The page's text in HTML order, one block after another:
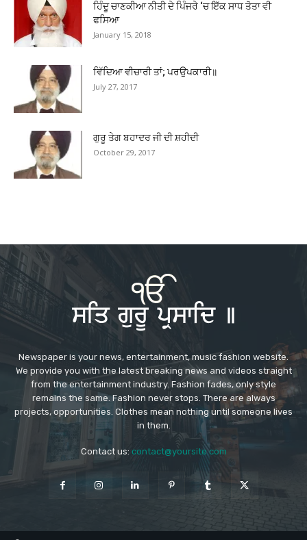
ਹਿੰਦੂ ਚਾਣਕੀਆ ਨੀਤੀ ਦੇ ਪਿੰਜਰੇ ‘ਚ ਇੱਕ ਸਾਧ ਤੋਤਾ ਵੀ
ਫਸਿਆ
January 15, 2018
ਵਿੱਦਿਆ ਵੀਚਾਰੀ ਤਾਂ; ਪਰਉਪਕਾਰੀ॥
July 27, 2017
ਗੁਰੂ ਤੇਗ ਬਹਾਦਰ ਜੀ ਦੀ ਸ਼ਹੀਦੀ
October 29, 2017
Newspaper is your news, entertainment, music fashion website.
We provide you with the latest breaking news and videos straight
from the entertainment industry. Fashion fades, only style
remains the same. Fashion never stops. There are always
projects, opportunities. Clothes mean nothing until someone lives
in them.
Contact us: contact@yoursite.com